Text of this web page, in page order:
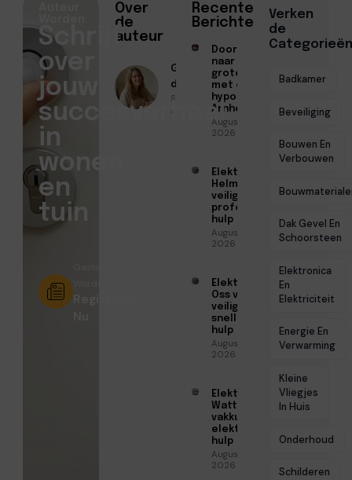
Over
de
auteur
Geschreven
door
Sofia Mendes
● Juli 2, 2026
Recente
Berichten
Doorstromen
naar een
groter huis
met een
hypotheek in
Arnhem
Augustus 7,
2026
Elektricien
Helmond voor
veilige en
professionele
hulp
Augustus 6,
2026
Elektricien
Oss voor
veilige en
snelle
hulp
Augustus 6,
2026
Elektricien
Watt voor
vakkundige
elektrische
hulp
Augustus 5,
2026
Verken
de
Categorieën
Badkamer
Beveiliging
Bouwen En
Verbouwen
Dak Gevel En
Schoorsteen
Elektronica
En
Elektriciteit
Energie En
Verwarming
Kleine
Vliegjes
In Huis
Onderhoud
Schilderen
Schrijf
over
jouw
succesverhaal
in
wonen
en
tuin
Registreer